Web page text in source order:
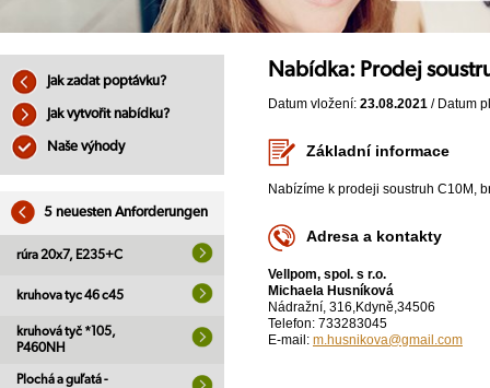
Jak zadat poptávku?
Jak vytvořit nabídku?
Naše výhody
5 neuesten Anforderungen
rúra 20x7, E235+C
kruhova tyc 46 c45
kruhová tyč *105,
P460NH
Plochá a guľatá -
Nabídka: Prodej
Datum vložení: 23.08.2021 / Datum
Základní informace
Nabízíme k prodeji soustruh C10M,
Adresa a kontakty
Vellpom, spol. s r.o.
Michaela Husníková
Nádražní, 316,Kdyně,34506
Telefon: 733283045
E-mail: m.husnikova@gmail.com